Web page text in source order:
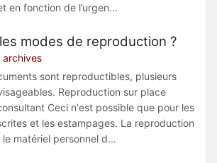
en fonction de l’urgen...
modes de reproduction ?
archives
sont reproductibles, plusieurs
Reproduction sur place
Ceci n'est possible que pour les
et les estampages. La reproduction
le matériel personnel d...